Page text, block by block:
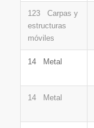
123 Carpas y
estructuras
móviles
14 Metal
14 Metal